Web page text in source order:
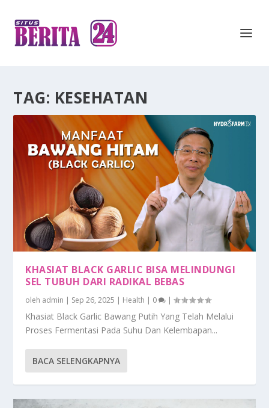
TAG: KESEHATAN
KHASIAT BLACK GARLIC BISA MELINDUNGI
SEL TUBUH DARI RADIKAL BEBAS
oleh admin | Sep 26, 2025 | Health | 0 |
Khasiat Black Garlic Bawang Putih Yang Telah Melalui
Proses Fermentasi Pada Suhu Dan Kelembapan...
BACA SELENGKAPNYA